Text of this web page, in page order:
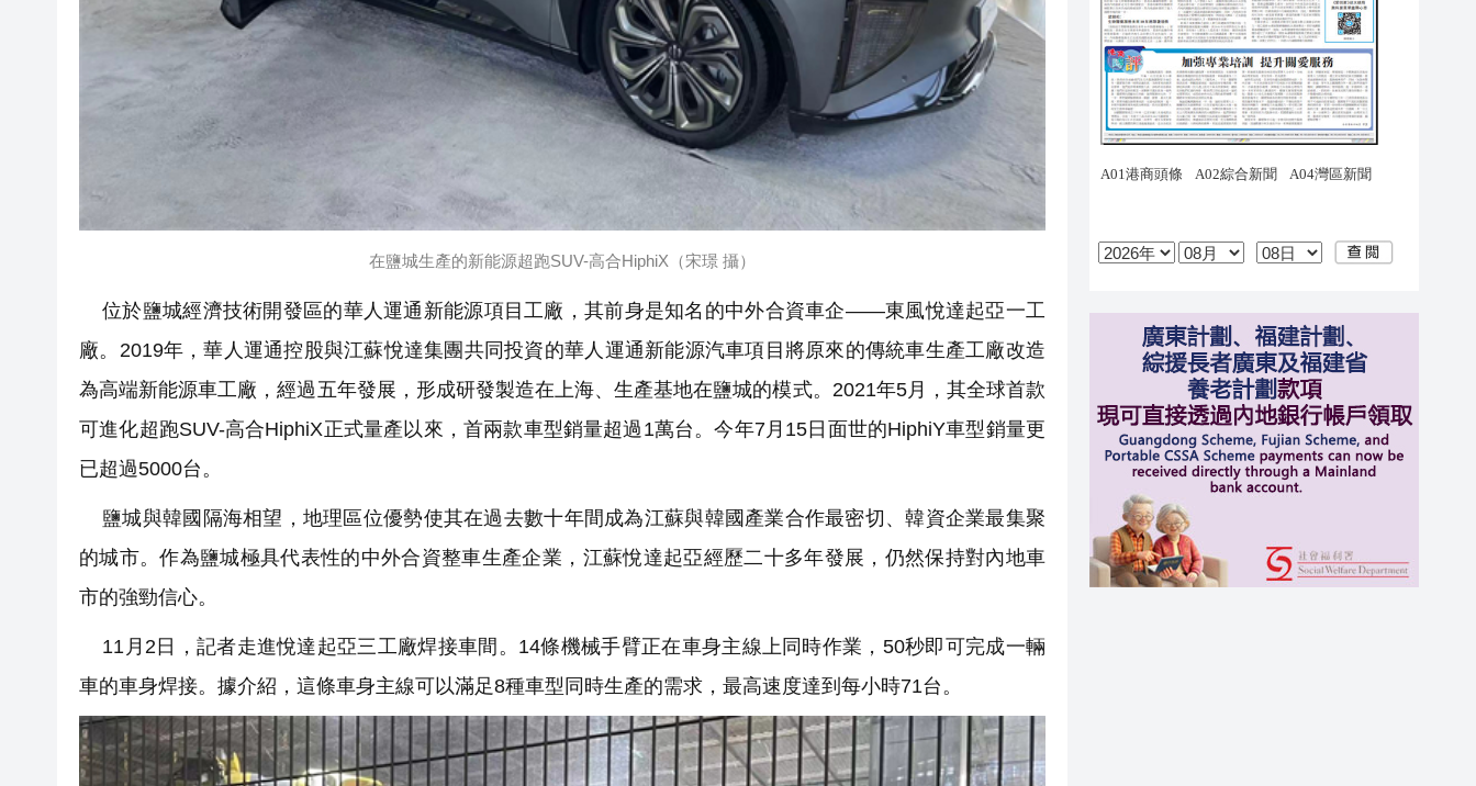
在鹽城生產的新能源超跑SUV-高合HiphiX（宋璟 攝）
位於鹽城經濟技術開發區的華人運通新能源項目工廠，其前身是知名的中外合資車企——東風悅達起亞一工
廠。2019年，華人運通控股與江蘇悅達集團共同投資的華人運通新能源汽車項目將原來的傳統車生產工廠改造
為高端新能源車工廠，經過五年發展，形成研發製造在上海、生產基地在鹽城的模式。2021年5月，其全球首款
可進化超跑SUV-高合HiphiX正式量產以來，首兩款車型銷量超過1萬台。今年7月15日面世的HiphiY車型銷量更
已超過5000台。
鹽城與韓國隔海相望，地理區位優勢使其在過去數十年間成為江蘇與韓國產業合作最密切、韓資企業最集聚
的城市。作為鹽城極具代表性的中外合資整車生產企業，江蘇悅達起亞經歷二十多年發展，仍然保持對內地車
市的強勁信心。
11月2日，記者走進悅達起亞三工廠焊接車間。14條機械手臂正在車身主線上同時作業，50秒即可完成一輛
車的車身焊接。據介紹，這條車身主線可以滿足8種車型同時生產的需求，最高速度達到每小時71台。